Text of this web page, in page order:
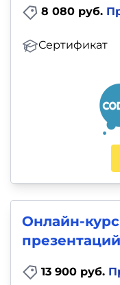
8 080 руб.
Сертификат
Онлайн-
13 900 руб.